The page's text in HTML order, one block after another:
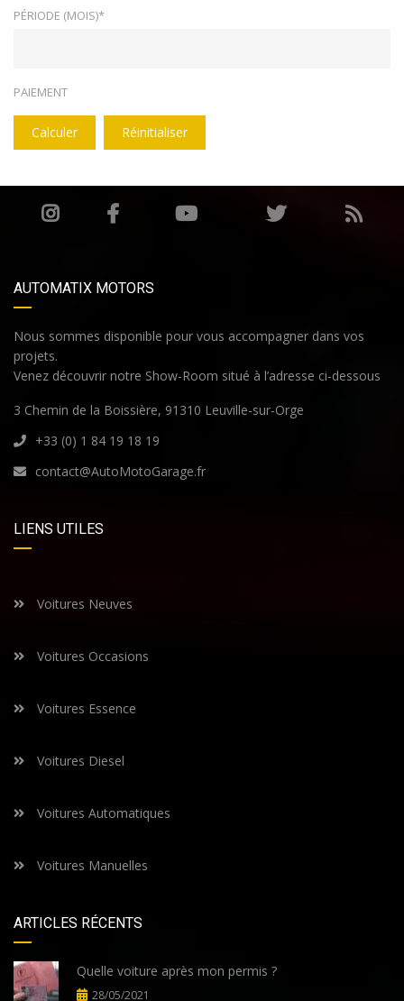
PÉRIODE (MOIS)*
PAIEMENT
Calculer Réinitialiser
AUTOMATIX MOTORS
Nous sommes disponible pour vous accompagner dans vos
projets.
Venez découvrir notre Show-Room situé à l’adresse ci-dessous
3 Chemin de la Boissière, 91310 Leuville-sur-Orge
+33 (0) 1 84 19 18 19
contact@AutoMotoGarage.fr
LIENS UTILES
Voitures Neuves
Voitures Occasions
Voitures Essence
Voitures Diesel
Voitures Automatiques
Voitures Manuelles
ARTICLES RÉCENTS
Quelle voiture après mon permis ?
28/05/2021